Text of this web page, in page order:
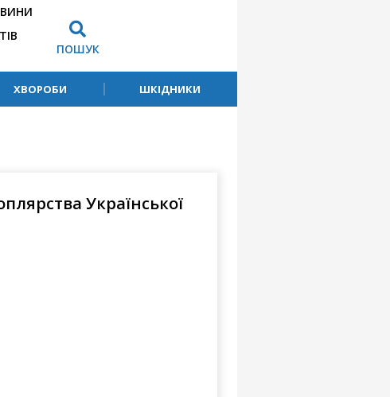
ПОШУК
ХВОРОБИ ШКІДНИКИ
Української